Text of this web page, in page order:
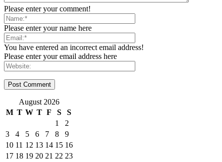
Please enter your comment!
Please enter your name here
You have entered an incorrect email address!
Please enter your email address here
August 2026
M T W T F S S
1
2
3
4 5 6 7 8
9
10 11 12 13 14 15 16
17 18 19 20 21 22 23